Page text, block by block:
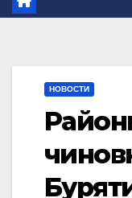
НОВОСТИ